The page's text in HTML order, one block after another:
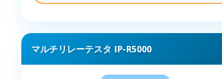
マルチリレーテスタ IP-R5000